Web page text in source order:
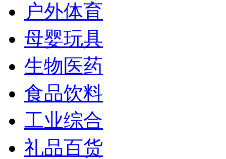
户外体育
母婴玩具
生物医药
食品饮料
工业综合
礼品百货